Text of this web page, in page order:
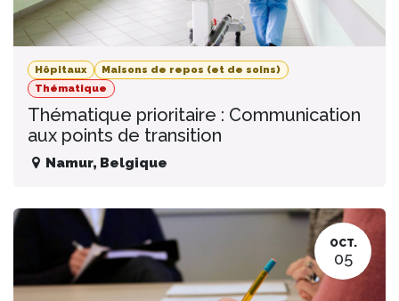
Hôpitaux
Maisons de repos (et de soins)
Thématique
Thématique prioritaire : Communication
aux points de transition
Namur, Belgique
OCT.
05